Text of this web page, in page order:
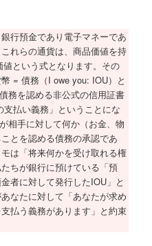
行預金であり電子マネーであ
れらの通貨は、商品価値を持
という式となります。その
= 債務（I owe you: IOU）と
務を認める非公式の信用証書
払い義務」ということにな
相手に対して何か（お金、物
とを認める債務の承認であ
は「将来何かを受け取れる権
ちが銀行に預けている「預
者に対して発行したIOU」と
なたに対して「あなたが求め
払う義務があります」と約束